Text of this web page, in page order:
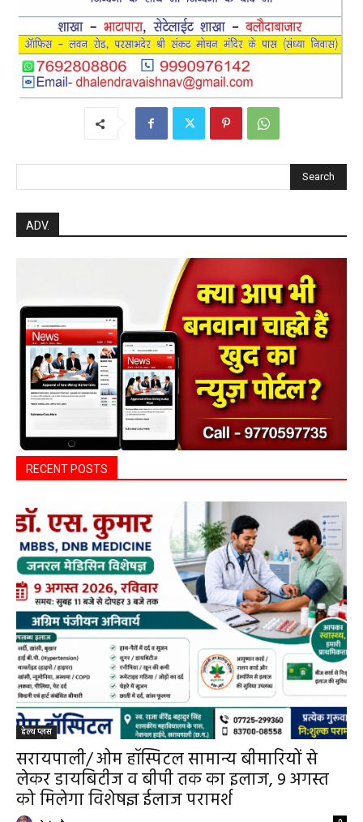
Search
ADV.
RECENT POSTS
हेल्थ प्लस
सरायपाली/ ओम हॉस्पिटल सामान्य बीमारियों से
लेकर डायबिटीज व बीपी तक का इलाज, 9 अगस्त
को मिलेगा विशेषज्ञ ईलाज परामर्श